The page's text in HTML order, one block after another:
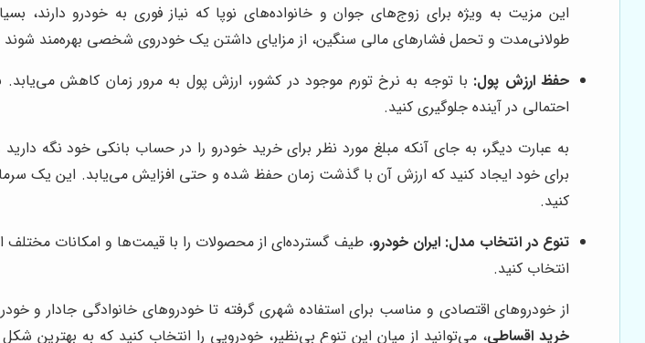
این مزیت به ویژه برای زوج‌های جوان و خانواده‌های نوپا که نیاز فوری به خودرو دارند،
طولانی‌مدت و تحمل فشارهای مالی سنگین، از مزایای داشتن یک خودروی شخصی بهره‌مند شوند
حفظ ارزش پول: با توجه به نرخ تورم موجود در کشور، ارزش پول به مرور زمان کاهش می‌یابد.
احتمالی در آینده جلوگیری کنید.
به عبارت دیگر، به جای آنکه مبلغ مورد نظر برای خرید خودرو را در حساب بانکی خود نگه
برای خود ایجاد کنید که ارزش آن با گذشت زمان حفظ شده و حتی افزایش می‌یابد. این یک
کنید.
تنوع در انتخاب مدل: ایران خودرو، طیف گسترده‌ای از محصولات را با قیمت‌ها و امکانات مختلف
انتخاب کنید.
از خودروهای اقتصادی و مناسب برای استفاده شهری گرفته تا خودروهای خانوادگی جادار و
خرید اقساطی، می‌توانید از میان این تنوع بی‌نظیر، خودرویی را انتخاب کنید که به بهترین